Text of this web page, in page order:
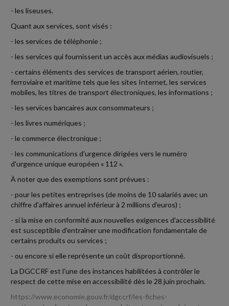
- les liseuses.
Quant aux services, sont visés :
- les services de téléphonie ;
- les services qui fournissent un accès aux médias audiovisuels ;
- certains éléments des services de transport aérien, routier,
ferroviaire et maritime tels que les sites Internet, les services
mobiles, les titres de transport électroniques, les informations ;
- les services bancaires aux consommateurs ;
- les livres numériques ;
- le commerce électronique ;
- les communications d'urgence dirigées vers le numéro
d'urgence unique européen « 112 ».
À noter que des exemptions sont prévues :
- pour les petites entreprises (de moins de 10 salariés avec un
chiffre d'affaires annuel inférieur à 2 millions d'euros) ;
- si la mise en conformité aux nouvelles exigences d'accessibilité
est susceptible d'entraîner une modification fondamentale de
certains produits ou services ;
- ou encore si elle représente un coût disproportionné.
La DGCCRF est l'une des instances habilitées à contrôler le
respect de cette mise en accessibilité dès le 28 juin prochain.
https://www.economie.gouv.fr/dgccrf/les-fiches-